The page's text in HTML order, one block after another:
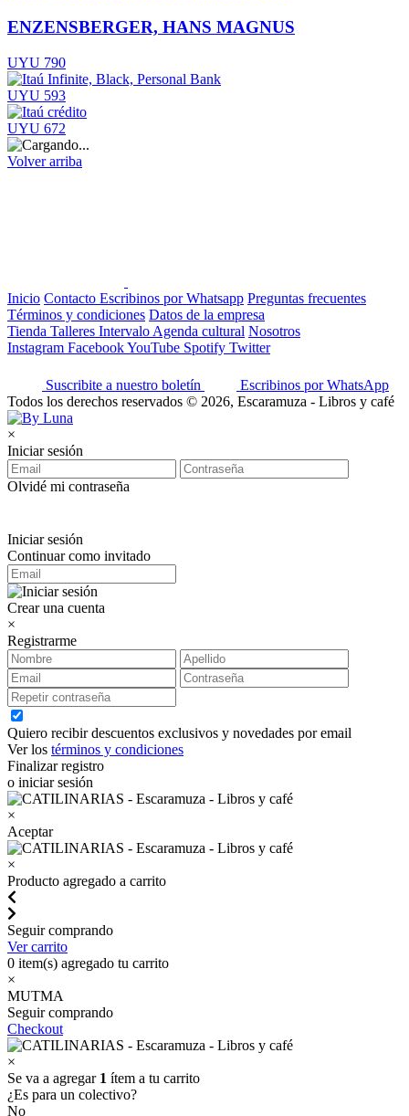
ENZENSBERGER, HANS MAGNUS
UYU 790
UYU 593
UYU 672
Volver arriba
Inicio Contacto Escribinos por Whatsapp Preguntas frecuentes
Términos y condiciones Datos de la empresa
Tienda Talleres Intervalo Agenda cultural Nosotros
Instagram FacebookYouTube Spotify Twitter
Suscribite a nuestro boletín
Escribinos por WhatsApp
Todos los derechos reservados © 2026, Escaramuza - Libros y café
×
Iniciar sesión
Olvidé mi contraseña
Iniciar sesión
Continuar como invitado
Crear una cuenta
×
Registrarme
Quiero recibir descuentos exclusivos y novedades por email
Ver los términos y condiciones
Finalizar registro
o iniciar sesión
×
Aceptar
×
Producto agregado a carrito
Seguir comprando
Ver carrito
0 item(s) agregado tu carrito
×
MUTMA
Seguir comprando
Checkout
×
Se va a agregar 1 ítem a tu carrito
¿Es para un colectivo?
No